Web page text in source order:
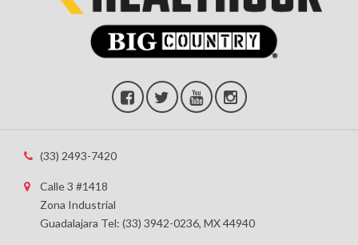
(33) 2493-7420
Calle 3 #1418
Zona Industrial
Guadalajara Tel: (33) 3942-0236, MX 44940